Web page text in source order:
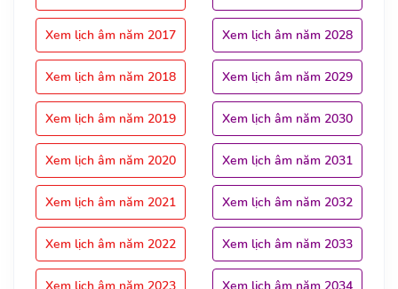
Xem lịch âm năm 2017
Xem lịch âm năm 2018
Xem lịch âm năm 2019
Xem lịch âm năm 2020
Xem lịch âm năm 2021
Xem lịch âm năm 2022
Xem lịch âm năm 2028
Xem lịch âm năm 2029
Xem lịch âm năm 2030
Xem lịch âm năm 2031
Xem lịch âm năm 2032
Xem lịch âm năm 2033